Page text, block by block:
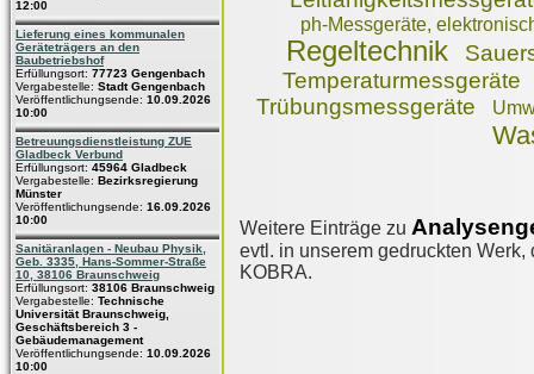
12:00
Lieferung eines kommunalen
Geräteträgers an den
Baubetriebshof
Erfüllungsort: 77723 Gengenbach
Vergabestelle: Stadt Gengenbach
Veröffentlichungsende: 10.09.2026
10:00
Betreuungsdienstleistung ZUE
Gladbeck Verbund
Erfüllungsort: 45964 Gladbeck
Vergabestelle: Bezirksregierung
Münster
Veröffentlichungsende: 16.09.2026
10:00
Sanitäranlagen - Neubau Physik,
Geb. 3335, Hans-Sommer-Straße
10, 38106 Braunschweig
Erfüllungsort: 38106 Braunschweig
Vergabestelle: Technische
Universität Braunschweig,
Geschäftsbereich 3 -
Gebäudemanagement
Veröffentlichungsende: 10.09.2026
10:00
ph-Messgeräte,
Regeltechnik
Temperaturmessgeräte
Trübungsmessgeräte
Weitere Einträge zu
evtl. in unserem gedruckten
KOBRA.